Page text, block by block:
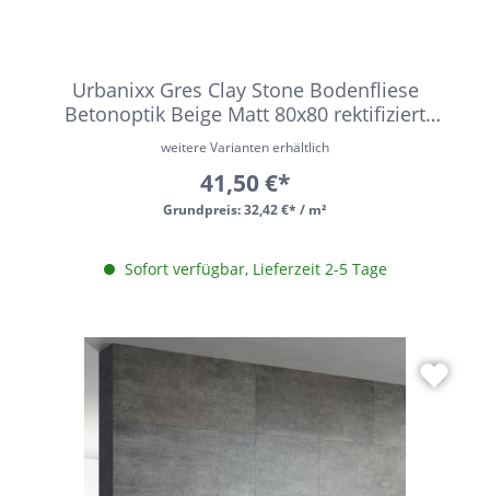
Urbanixx Gres Clay Stone Bodenfliese
Betonoptik Beige Matt 80x80 rektifiziert
R10B
Grundpreis:32,42 €* / m²
weitere Varianten erhältlich
41,50 €*
Sofort verfügbar, Lieferzeit 2-5 Tage